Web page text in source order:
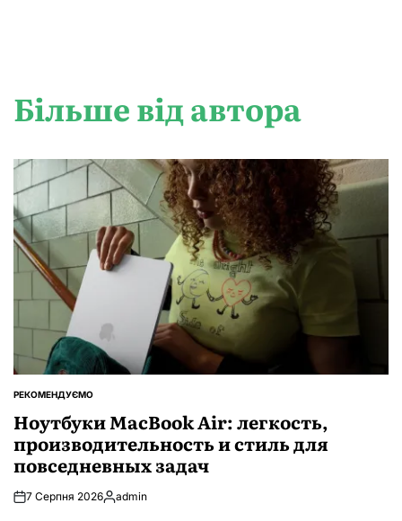
Більше від автора
ОПУБЛІКУВАТИ
РЕКОМЕНДУЄМО
Ноутбуки MacBook Air: легкость,
производительность и стиль для
повседневных задач
7 Серпня 2026Опубліковано
admin